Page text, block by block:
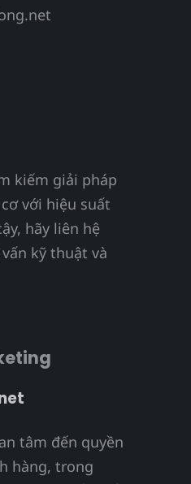
kiếm giải pháp
với hiệu suất
hãy liên hệ
kỹ thuật và
tâm đến quyền
hàng, trong